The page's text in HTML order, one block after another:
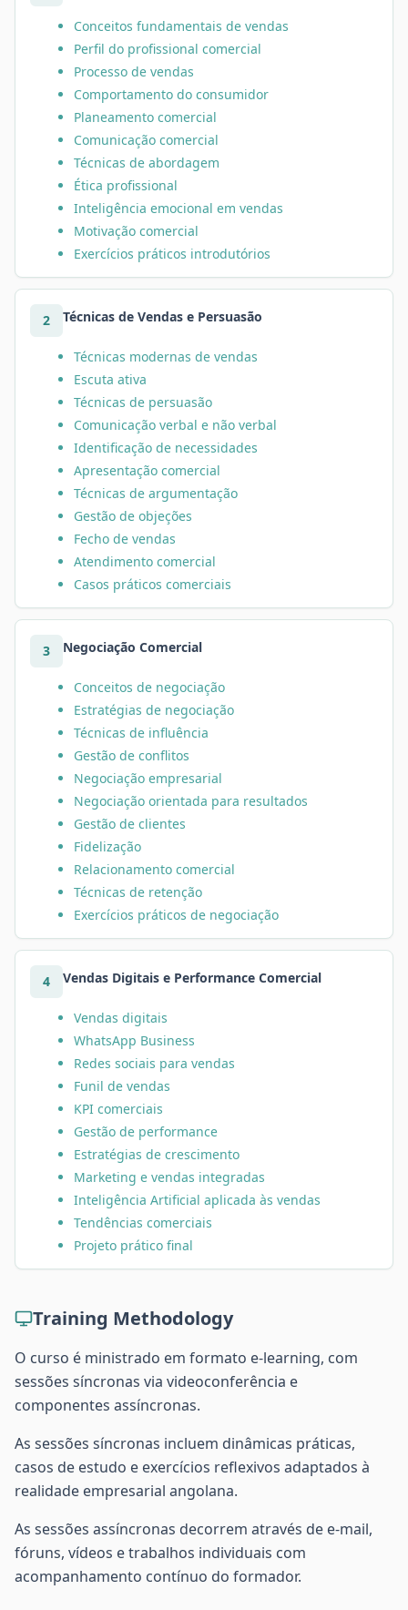
Conceitos fundamentais de vendas
Perfil do profissional comercial
Processo de vendas
Comportamento do consumidor
Planeamento comercial
Comunicação comercial
Técnicas de abordagem
Ética profissional
Inteligência emocional em vendas
Motivação comercial
Exercícios práticos introdutórios
2 Técnicas de Vendas e Persuasão
Técnicas modernas de vendas
Escuta ativa
Técnicas de persuasão
Comunicação verbal e não verbal
Identificação de necessidades
Apresentação comercial
Técnicas de argumentação
Gestão de objeções
Fecho de vendas
Atendimento comercial
Casos práticos comerciais
3 Negociação Comercial
Conceitos de negociação
Estratégias de negociação
Técnicas de influência
Gestão de conflitos
Negociação empresarial
Negociação orientada para resultados
Gestão de clientes
Fidelização
Relacionamento comercial
Técnicas de retenção
Exercícios práticos de negociação
4 Vendas Digitais e Performance Comercial
Vendas digitais
WhatsApp Business
Redes sociais para vendas
Funil de vendas
KPI comerciais
Gestão de performance
Estratégias de crescimento
Marketing e vendas integradas
Inteligência Artificial aplicada às vendas
Tendências comerciais
Projeto prático final
Training Methodology
O curso é ministrado em formato e-learning, com
sessões síncronas via videoconferência e
componentes assíncronas.
As sessões síncronas incluem dinâmicas práticas,
casos de estudo e exercícios reflexivos adaptados à
realidade empresarial angolana.
As sessões assíncronas decorrem através de e-mail,
fóruns, vídeos e trabalhos individuais com
acompanhamento contínuo do formador.